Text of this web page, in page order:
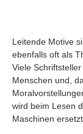
Leitende Motive
ebenfalls oft als
Viele
Menschen und,
wird beim Lesen
Maschinen